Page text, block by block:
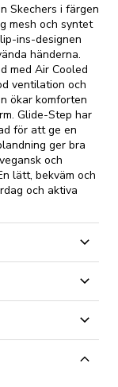
Skechers i färgen
mesh och syntet
ins-designen
händerna.
med Air Cooled
ventilation och
ökar komforten
Glide-Step har
för att ge en
ger bra
och
lätt, bekväm och
och aktiva